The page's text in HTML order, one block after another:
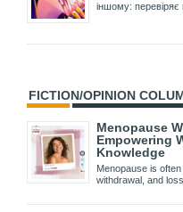
іншому:
FICTION/OPINION
Menopause
Empowering
Knowledge
Menopause is
withdrawal, and